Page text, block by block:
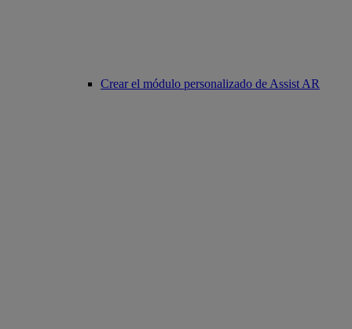
Crear el módulo personalizado de Assist AR